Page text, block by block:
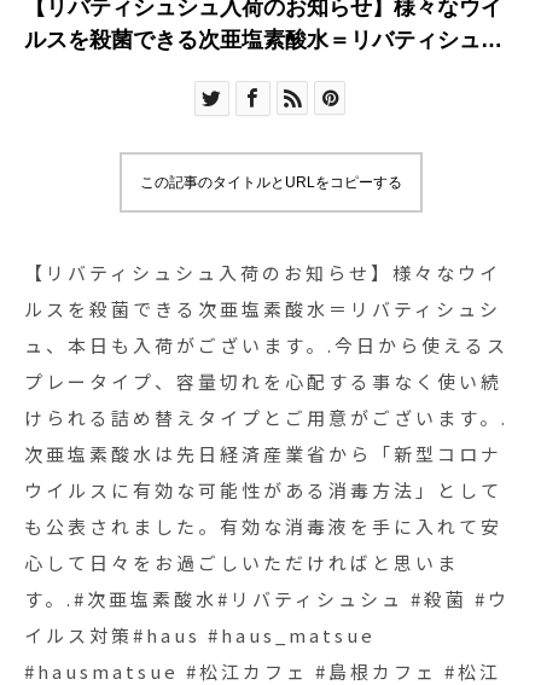
【リバティシュシュ入荷のお知らせ】様々なウイ
ルスを殺菌できる次亜塩素酸水＝リバティシュシ
プレータイプ、容量切れを心配する事なく使い続
次亜塩素酸水は先日経済産業省から「新型コロナ
心して日々をお過ごしいただければと思いま
す。.#次亜塩素酸水#リバティシュシュ #殺菌 #ウ
イルス対策#haus #haus_matsue #hausmatsue #
この記事のタイトルとURLをコピーする
【リバティシュシュ入荷のお知らせ】様々なウイ
ルスを殺菌できる次亜塩素酸水＝リバティシュシ
ュ、本日も入荷がございます。.今日から使えるス
プレータイプ、容量切れを心配する事なく使い続
けられる詰め替えタイプとご用意がございます。.
次亜塩素酸水は先日経済産業省から「新型コロナ
ウイルスに有効な可能性がある消毒方法」として
も公表されました。有効な消毒液を手に入れて安
心して日々をお過ごしいただければと思いま
す。.#次亜塩素酸水#リバティシュシュ #殺菌 #ウ
イルス対策#haus #haus_matsue
#hausmatsue #松江カフェ #島根カフェ #松江